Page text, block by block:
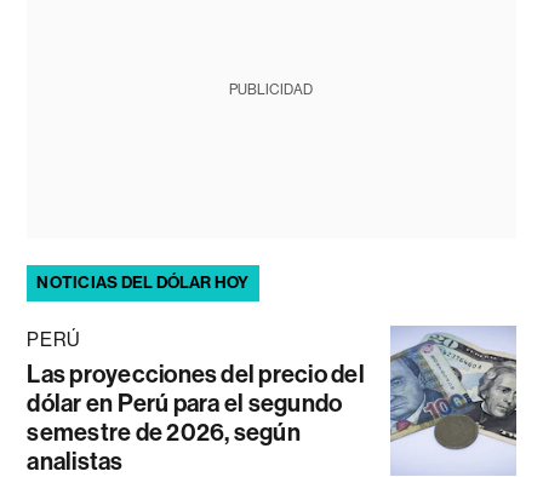
PUBLICIDAD
NOTICIAS DEL DÓLAR HOY
PERÚ
Las proyecciones del precio del
dólar en Perú para el segundo
semestre de 2026, según
analistas